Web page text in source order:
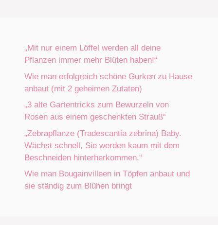
„Mit nur einem Löffel werden all deine
Pflanzen immer mehr Blüten haben!“
Wie man erfolgreich schöne Gurken zu Hause
anbaut (mit 2 geheimen Zutaten)
„3 alte Gartentricks zum Bewurzeln von
Rosen aus einem geschenkten Strauß“
„Zebrapflanze (Tradescantia zebrina) Baby.
Wächst schnell, Sie werden kaum mit dem
Beschneiden hinterherkommen.“
Wie man Bougainvilleen in Töpfen anbaut und
sie ständig zum Blühen bringt